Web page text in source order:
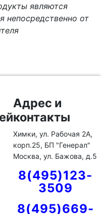
являются
непосредственно от
Адрес и
контакты
Химки, ул. Рабочая 2А,
корп.25, БП "Генерал"
Москва, ул. Бажова, д.5
8(495)123-
3509
8(495)669-